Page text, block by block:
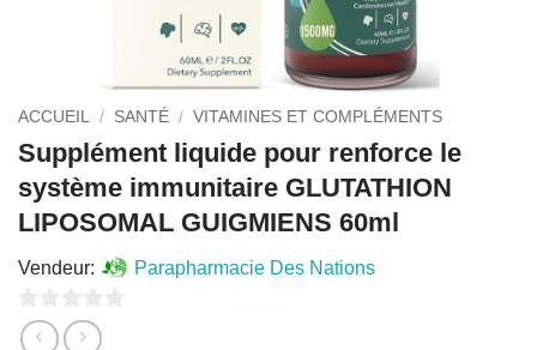
ACCUEIL / SANTÉ / VITAMINES ET COMPLÉMENTS
Supplément liquide pour renforce le
système immunitaire GLUTATHION
LIPOSOMAL GUIGMIENS 60ml
Vendeur: Parapharmacie Des Nations
0